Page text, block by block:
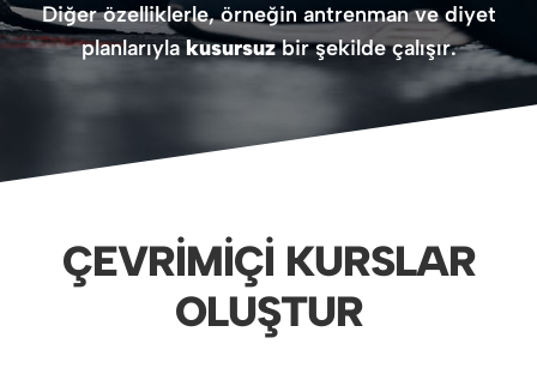
Diğer özelliklerle, örneğin antrenman ve diyet
planlarıyla kusursuzbir şekilde çalışır.
ÇEVRIMIÇI KURSLAR
OLUŞTUR